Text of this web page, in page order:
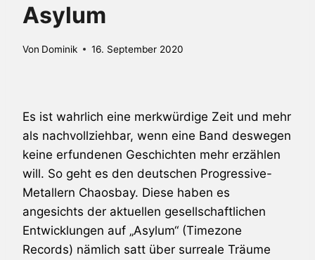
Asylum
Von Dominik 16. September 2020
Es ist wahrlich eine merkwürdige Zeit und mehr
als nachvollziehbar, wenn eine Band deswegen
keine erfundenen Geschichten mehr erzählen
will. So geht es den deutschen Progressive-
Metallern Chaosbay. Diese haben es
angesichts der aktuellen gesellschaftlichen
Entwicklungen auf „Asylum“ (Timezone
Records) nämlich satt über surreale Träume